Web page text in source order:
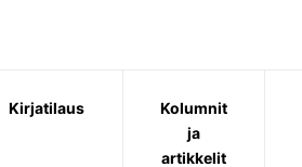
Kirjatilaus
Kolumnit
ja
artikkelit